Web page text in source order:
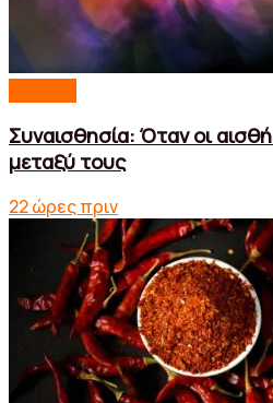
Συναισθησία: Όταν οι
μεταξύ τους
22 ώρες πριν